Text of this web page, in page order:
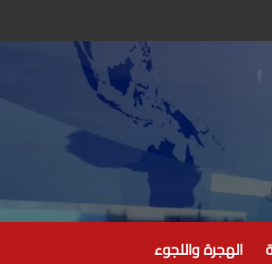
الهجرة واللجوء